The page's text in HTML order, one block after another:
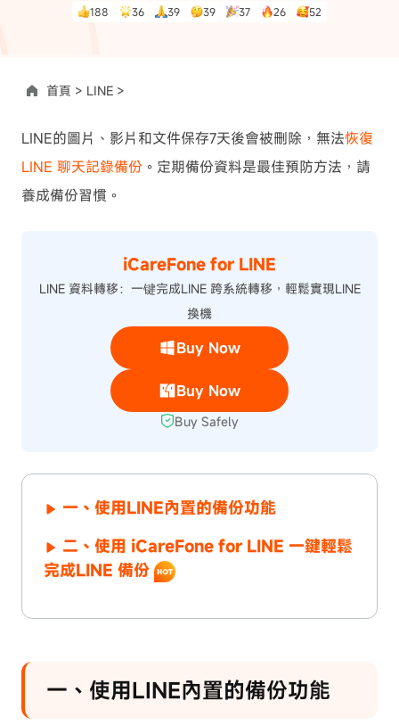
188 36 39 39 37 26 52
首頁 > LINE >
LINE的圖片、影片和文件保存7天後會被刪除，無法恢復
LINE 聊天記錄備份 。定期備份資料是最佳預防方法，請
養成備份習慣。
iCareFone for LINE
LINE 資料轉移：一键完成LINE 跨系統轉移，輕鬆實現LINE
換機
Buy Now
Buy Now
Buy Safely
一、使用LINE內置的備份功能
二、使用 iCareFone for LINE 一鍵輕鬆
完成LINE 備份
一、使用LINE內置的備份功能